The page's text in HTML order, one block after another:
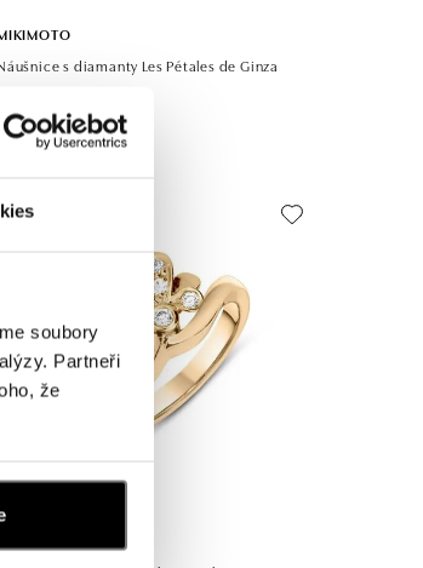
soubory
Partneři
že
s diamanty Les Pétales de Ginza
od 238 700 Kč